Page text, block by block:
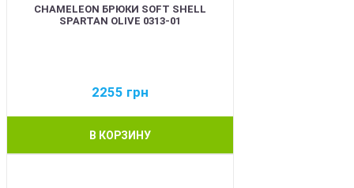
CHAMELEON БРЮКИ SOFT SHELL
SPARTAN OLIVE 0313-01
2255 грн
В КОРЗИНУ